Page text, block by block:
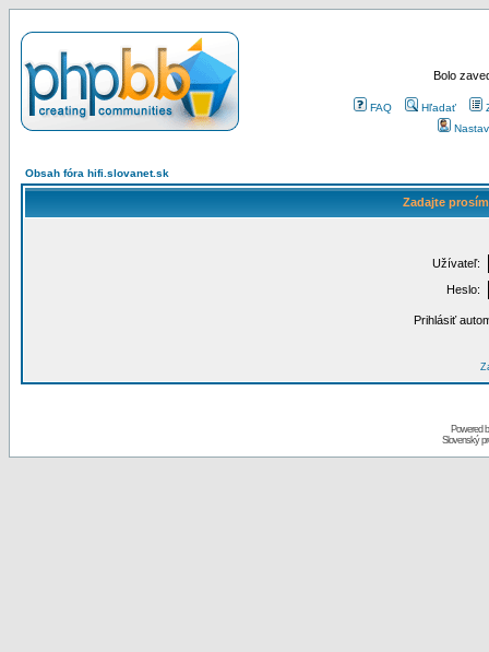
Bolo
FAQ Hľadať
Obsah fóra hifi.slovanet.sk
Zadajte
Užívateľ:
Heslo:
Prihlásiť
Powered
Slovenský